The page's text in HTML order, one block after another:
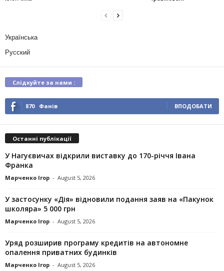
Українська
Русский
Слідкуйте за нами :
870 Фанів ВПОДОБАТИ
Останні публікації
У Нагуєвичах відкрили виставку до 170-річчя Івана
Франка
Марченко Ігор - August 5, 2026
У застосунку «Дія» відновили подання заяв на «Пакунок
школяра» 5 000 грн
Марченко Ігор - August 5, 2026
Уряд розширив програму кредитів на автономне
опалення приватних будинків
Марченко Ігор - August 5, 2026